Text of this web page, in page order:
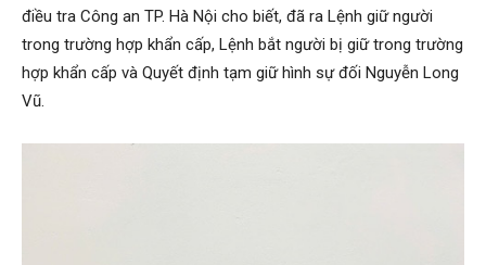
điều tra Công an TP. Hà Nội cho biết, đã ra Lệnh giữ người
trong trường hợp khẩn cấp, Lệnh bắt người bị giữ trong trường
hợp khẩn cấp và Quyết định tạm giữ hình sự đối Nguyễn Long
Vũ.